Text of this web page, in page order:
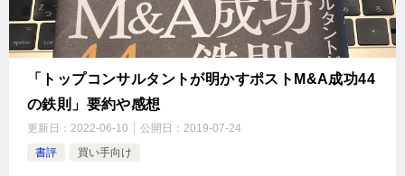
「トップコンサルタントが明かすポストM&A成功44
の鉄則」要約や感想
更新日： 2022-06-10 公開日： 2019-07-24
書評
買い手向け